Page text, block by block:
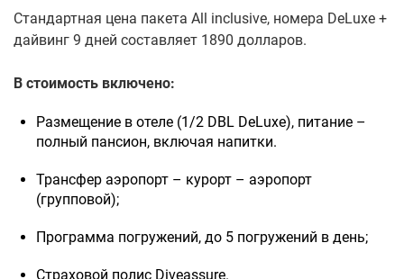
Стандартная цена пакета All inclusive, номера DeLuxe +
дайвинг 9 дней составляет 1890 долларов.
В стоимость включено:
Размещение в отеле (1/2 DBL DeLuxe), питание –
полный пансион, включая напитки.
Трансфер аэропорт – курорт – аэропорт
(групповой);
Программа погружений, до 5 погружений в день;
Страховой полис Diveassure.